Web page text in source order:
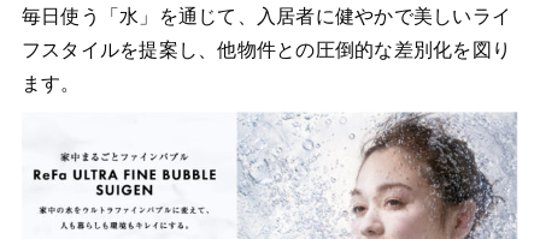
毎日使う「水」を通じて、入居者に健やかで美しいライ
フスタイルを提案し、他物件との圧倒的な差別化を図り
ます。